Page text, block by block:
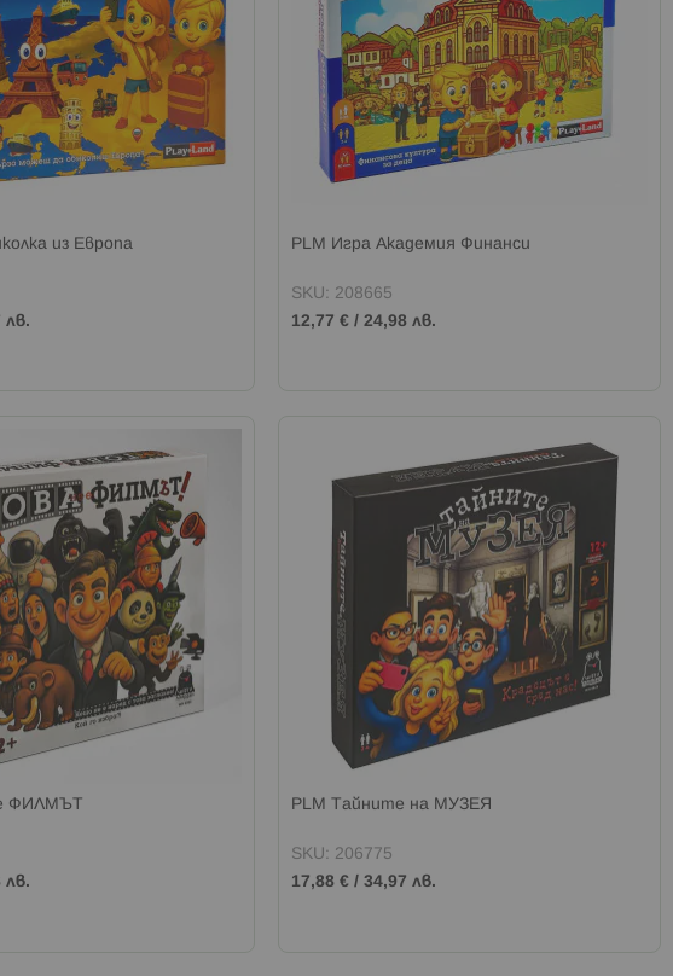
из Европа
лв.
PLM Игра Академия Финанси
SKU: 208665
12,77 € /24,98 лв.
ФИЛМЪТ
лв.
PLM Тайните на МУЗЕЯ
SKU: 206775
17,88 € /34,97 лв.